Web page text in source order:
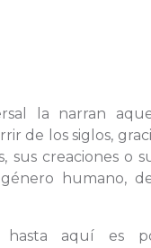
la narran
de los siglos,
sus creaciones o
humano,
hasta aquí es